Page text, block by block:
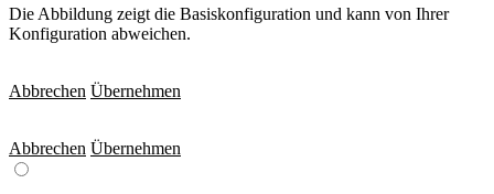
Die Abbildung zeigt die Basiskonfiguration und kann von Ihrer
Konfiguration abweichen.
Abbrechen Übernehmen
Abbrechen Übernehmen